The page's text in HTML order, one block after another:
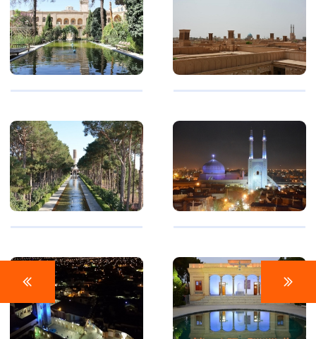
گالری قبلی گالری بعدی